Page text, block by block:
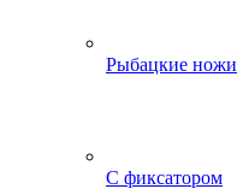
Рыбацкие ножи
С фиксатором